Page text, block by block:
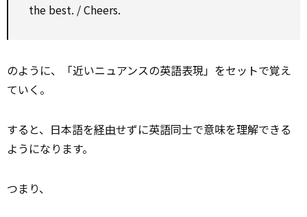
the best. / Cheers.
のように、「近いニュアンスの英語表現」をセットで覚え
ていく。
すると、日本語を経由せずに英語同士で意味を理解できる
ようになります。
つまり、